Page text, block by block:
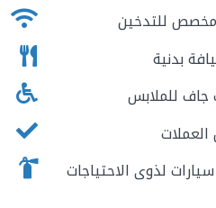
للتدخين
بدنية
للملابس
لذوى الاحتياجات